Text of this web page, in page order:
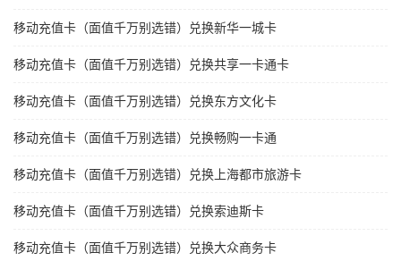
移动充值卡（面值千万别选错）兑换新华一城卡
移动充值卡（面值千万别选错）兑换共享一卡通卡
移动充值卡（面值千万别选错）兑换东方文化卡
移动充值卡（面值千万别选错）兑换畅购一卡通
移动充值卡（面值千万别选错）兑换上海都市旅游卡
移动充值卡（面值千万别选错）兑换索迪斯卡
移动充值卡（面值千万别选错）兑换大众商务卡